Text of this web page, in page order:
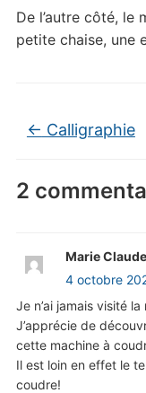
De l’autre côté, le
petite chaise, une
← Calligraphie
2
Marie Claude
4 octobre
Je n’ai jamais visité
J’apprécie de
cette machine à
Il est loin en effet le
coudre!